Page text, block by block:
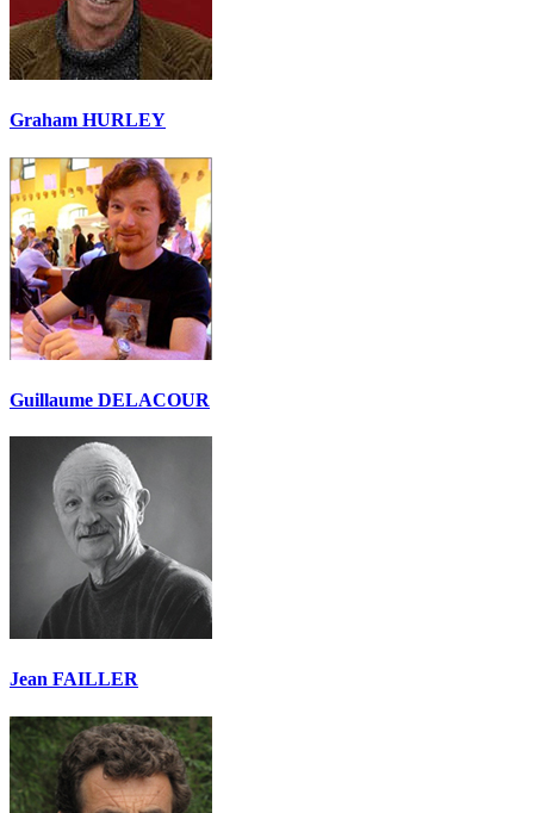
Graham HURLEY
Guillaume DELACOUR
Jean FAILLER